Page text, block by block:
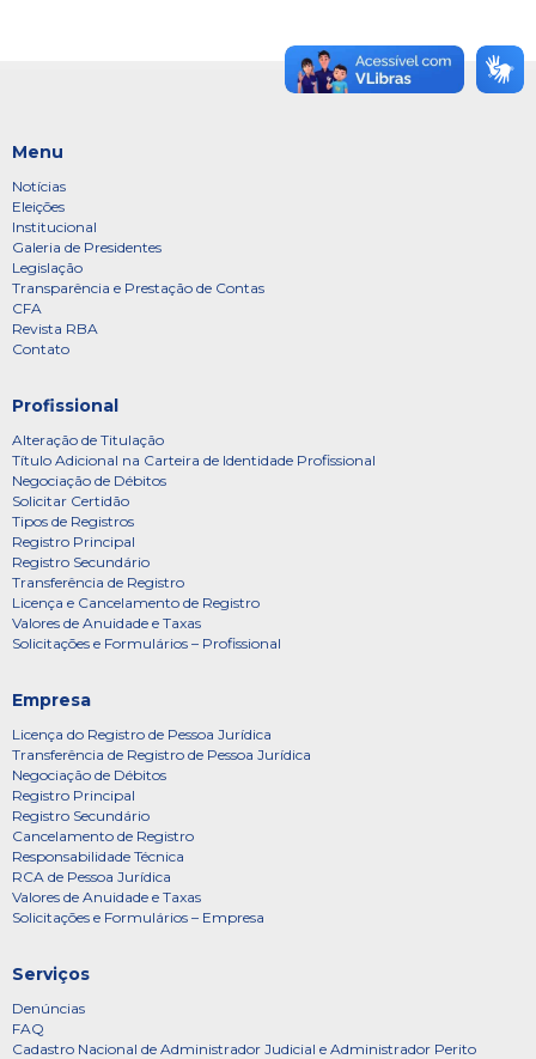
Menu
Notícias
Eleições
Institucional
Galeria de Presidentes
Legislação
Transparência e Prestação de Contas
CFA
Revista RBA
Contato
Profissional
Alteração de Titulação
Título Adicional na Carteira de Identidade Profissional
Negociação de Débitos
Solicitar Certidão
Tipos de Registros
Registro Principal
Registro Secundário
Transferência de Registro
Licença e Cancelamento de Registro
Valores de Anuidade e Taxas
Solicitações e Formulários – Profissional
Empresa
Licença do Registro de Pessoa Jurídica
Transferência de Registro de Pessoa Jurídica
Negociação de Débitos
Registro Principal
Registro Secundário
Cancelamento de Registro
Responsabilidade Técnica
RCA de Pessoa Jurídica
Valores de Anuidade e Taxas
Solicitações e Formulários – Empresa
Serviços
Denúncias
FAQ
Cadastro Nacional de Administrador Judicial e Administrador Perito